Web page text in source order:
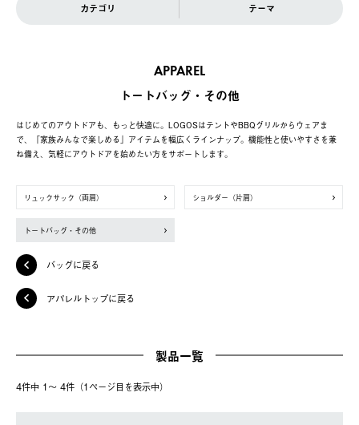
カテゴリ テーマ
APPAREL
トートバッグ・その他
はじめてのアウトドアも、もっと快適に。LOGOSはテントやBBQグリルからウェアま
で、「家族みんなで楽しめる」アイテムを幅広くラインナップ。機能性と使いやすさを兼
ね備え、気軽にアウトドアを始めたい方をサポートします。
リュックサック（両肩） ショルダー（片肩）
トートバッグ・その他
バッグに戻る
アパレルトップに戻る
製品一覧
4件中 1〜 4件（1ページ⽬を表⽰中）